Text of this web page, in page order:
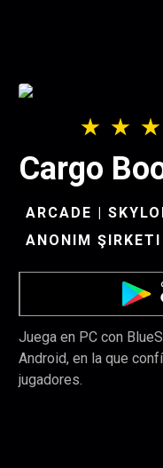
Cargo
ARCADE |
ANONIM ŞIRKETI
Juega en PC con
Android, en la que
jugadores.